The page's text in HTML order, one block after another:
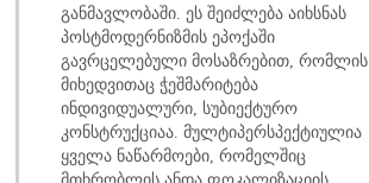
განმავლობაში. ეს შეიძლება აიხსნას
პოსტმოდერნიზმის ეპოქაში
გავრცელებული მოსაზრებით, რომლის
მიხედვითაც ჭეშმარიტება
ინდივიდუალური, სუბიექტურო
კონსტრუქციაა. მულტიპერსპექტიულია
ყველა ნაწარმოები, რომელშიც